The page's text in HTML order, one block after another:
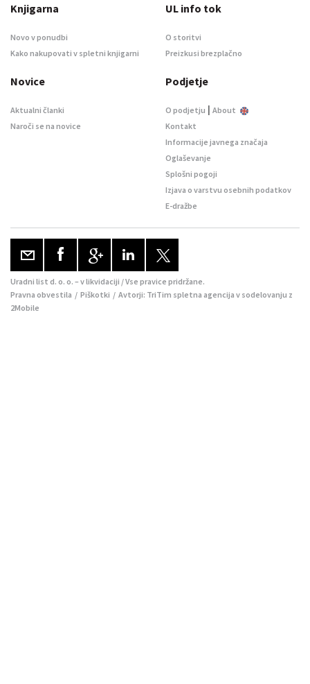
Knjigarna
Novo v ponudbi
Kako nakupovati v spletni knjigarni
UL info tok
O storitvi
Preizkusi brezplačno
Novice
Aktualni članki
Naroči se na novice
Podjetje
O podjetju | About
Kontakt
Informacije javnega značaja
Oglaševanje
Splošni pogoji
Izjava o varstvu osebnih podatkov
E-dražbe
Uradni list d. o. o. – v likvidaciji / Vse pravice pridržane.
Pravna obvestila / Piškotki / Avtorji: TriTim spletna agencija v sodelovanju z
2Mobile